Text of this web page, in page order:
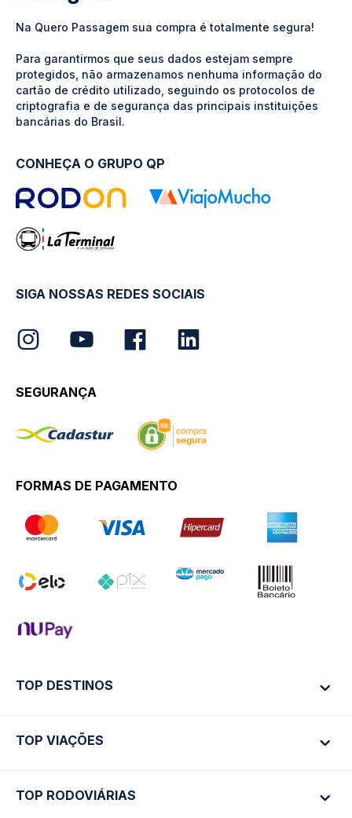
Na Quero Passagem sua compra é totalmente segura!
Para garantirmos que seus dados estejam sempre
protegidos, não armazenamos nenhuma informação do
cartão de crédito utilizado, seguindo os protocolos de
criptografia e de segurança das principais instituições
bancárias do Brasil.
CONHEÇA O GRUPO QP
SIGA NOSSAS REDES SOCIAIS
SEGURANÇA
FORMAS DE PAGAMENTO
TOP DESTINOS
Ônibus Rio de Janeiro
Ônibus São Paulo
TOP VIAÇÕES
Passagens Cometa
TOP RODOVIÁRIAS